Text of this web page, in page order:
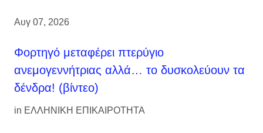
Αυγ 07, 2026
Φορτηγό μεταφέρει πτερύγιο
ανεμογεννήτριας αλλά… το δυσκολεύουν τα
δένδρα! (βίντεο)
in ΕΛΛΗΝΙΚΗ ΕΠΙΚΑΙΡΟΤΗΤΑ